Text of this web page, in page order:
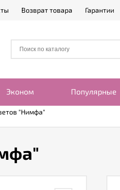
Возврат товара Гарантии
Эконом Популярные
"Нимфа"